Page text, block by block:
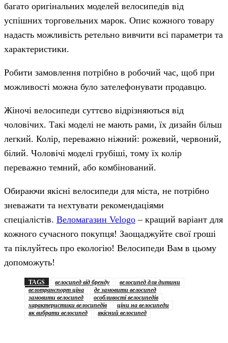
багато оригінальних моделей велосипедів від
успішних торговельних марок. Опис кожного товару
надасть можливість ретельно вивчити всі параметри та
характеристики.
Робити замовлення потрібно в робочий час, щоб при
можливості можна було зателефонувати продавцю.
Жіночі велосипеди суттєво відрізняються від
чоловічих. Такі моделі не мають рами, їх дизайн більш
легкий. Колір, переважно ніжний: рожевий, червоний,
білий. Чоловічі моделі грубіші, тому їх колір
переважно темний, або комбінований.
Обираючи якісні велосипеди для міста, не потрібно
зневажати та нехтувати рекомендаціями
спеціалістів. Веломагазин Velogo – кращий варіант для
кожного сучасного покупця! Заощаджуйте свої гроші
та піклуйтесь про екологію! Велосипеди Вам в цьому
допоможуть!
TAGS велосипед від бренду
велосипед для дитини
велотранспорт ціна
де замовити велосипед
замовити велосипед
особливості велосипедів
характеристики велосипедів
ціни на велосипеди
як вибрати велосипед
якісний велосипед